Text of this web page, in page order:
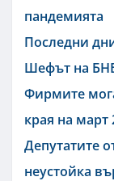
пандемията
Последни
Шефът на
Фирмите
края на март
Депутатите
неустойка